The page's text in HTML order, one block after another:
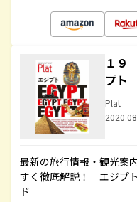
１９
プト
Plat
最新の旅行情報・観光案
すく徹底解説！ エジプ
ド